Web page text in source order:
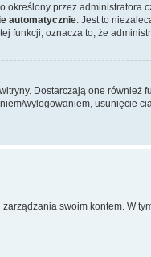
określony przez administratora
automatycznie . Jest to
oznacza to, że
Dostarczają one również
wylogowaniem, usunięcie
swoim kontem. W